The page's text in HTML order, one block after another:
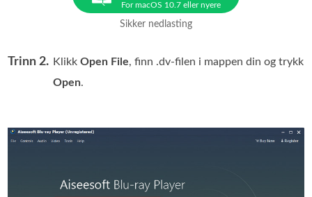
For macOS 10.7 eller nyere
Sikker nedlasting
Trinn 2. KlikkOpen File, finn .dv-filen i mappen din og trykk
Open.